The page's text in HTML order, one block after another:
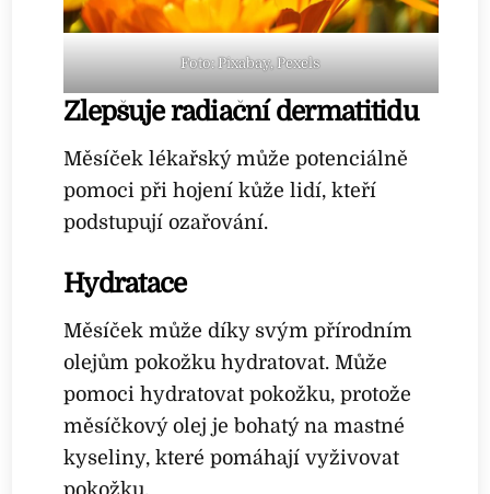
Foto: Pixabay, Pexels
Zlepšuje radiační dermatitidu
Měsíček lékařský může potenciálně
pomoci při hojení kůže lidí, kteří
podstupují ozařování.
Hydratace
Měsíček může díky svým přírodním
olejům pokožku hydratovat. Může
pomoci hydratovat pokožku, protože
měsíčkový olej je bohatý na mastné
kyseliny, které pomáhají vyživovat
pokožku.